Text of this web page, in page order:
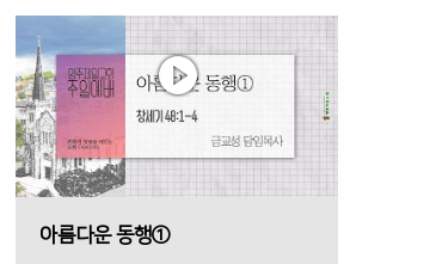
아름다운 동행①